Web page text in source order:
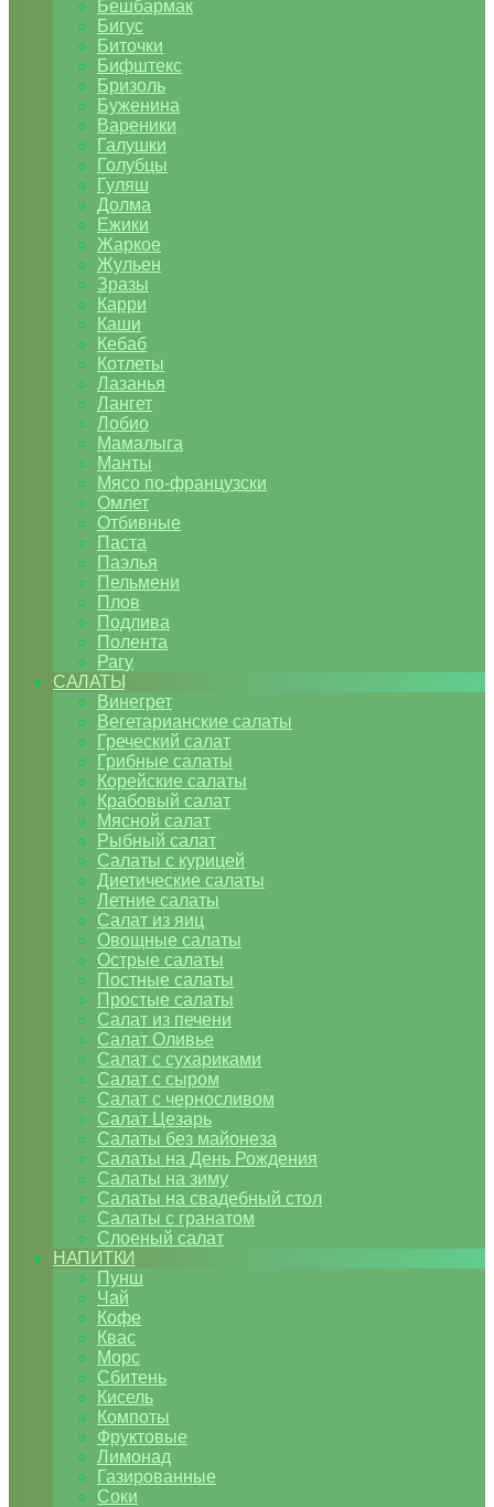
Бешбармак
Бигус
Биточки
Бифштекс
Бризоль
Буженина
Вареники
Галушки
Голубцы
Гуляш
Долма
Ежики
Жаркое
Жульен
Зразы
Карри
Каши
Кебаб
Котлеты
Лазанья
Лангет
Лобио
Мамалыга
Манты
Мясо по-французски
Омлет
Отбивные
Паста
Паэлья
Пельмени
Плов
Подлива
Полента
Рагу
САЛАТЫ
Винегрет
Вегетарианские салаты
Греческий салат
Грибные салаты
Корейские салаты
Крабовый салат
Мясной салат
Рыбный салат
Салаты с курицей
Диетические салаты
Летние салаты
Салат из яиц
Овощные салаты
Острые салаты
Постные салаты
Простые салаты
Салат из печени
Салат Оливье
Салат с сухариками
Салат с сыром
Салат с черносливом
Салат Цезарь
Салаты без майонеза
Салаты на День Рождения
Салаты на зиму
Салаты на свадебный стол
Салаты с гранатом
Слоеный салат
НАПИТКИ
Пунш
Чай
Кофе
Квас
Морс
Сбитень
Кисель
Компоты
Фруктовые
Лимонад
Газированные
Соки